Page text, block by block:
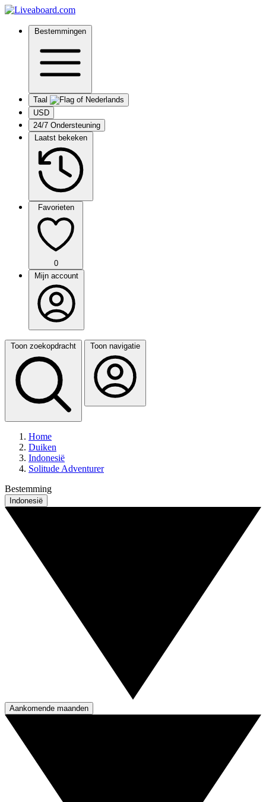
Bestemmingen
Taal
USD
24/7 Ondersteuning
Laatst bekeken
Favorieten
0
Mijn account
Toon zoekopdracht Toon navigatie
Home
Duiken
Indonesië
Solitude Adventurer
Bestemming
Indonesië
Aankomende maanden